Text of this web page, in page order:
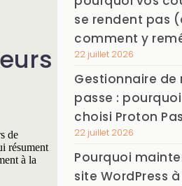
de
résument
à la
se rendent pas
comment y
22 juillet 2026
Gestionnaire de
passe :
choisi Proton
22 juillet 2026
Pourquoi
site WordPress